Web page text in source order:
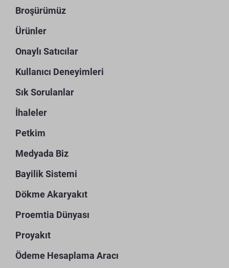
Broşürümüz
Ürünler
Onaylı Satıcılar
Kullanıcı Deneyimleri
Sık Sorulanlar
İhaleler
Petkim
Medyada Biz
Bayilik Sistemi
Dökme Akaryakıt
Proemtia Dünyası
Proyakıt
Ödeme Hesaplama Aracı